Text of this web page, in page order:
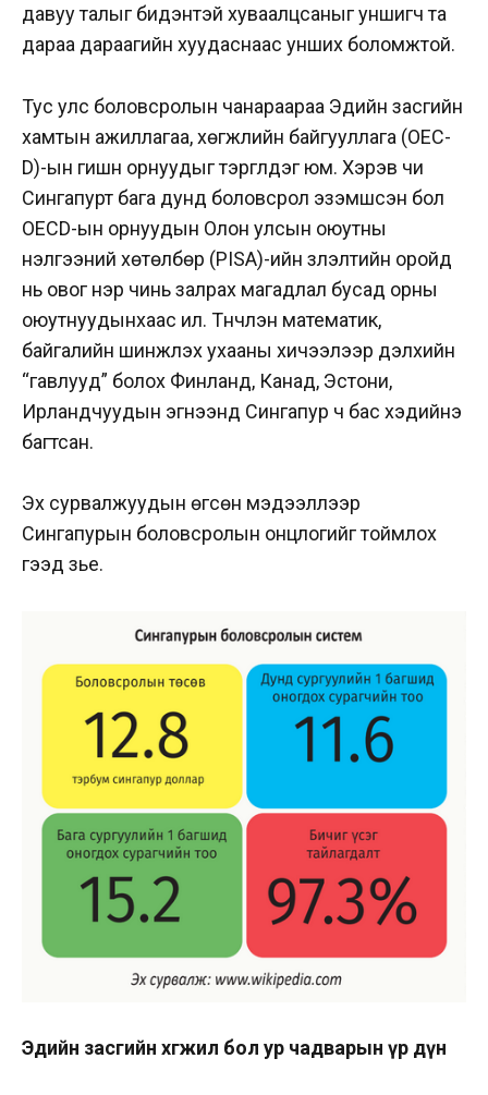
давуу талыг бидэнтэй хуваалцсаныг уншигч та
дараа дараагийн хуудаснаас унших боломжтой.
Тус улс боловсролын чанараараа Эдийн засгийн
хамтын ажиллагаа, хөгжлийн байгууллага (OEC-
D)-ын гишүүн орнуудыг тэргүүлдэг юм. Хэрэв чи
Сингапурт бага дунд боловсрол эзэмшсэн бол
OECD-ын орнуудын Олон улсын оюутны
үнэлгээний хөтөлбөр (PISA)-ийн үзүүлэлтийн оройд
нь овог нэр чинь залрах магадлал бусад орны
оюутнуудынхаас илүү. Түүнчлэн математик,
байгалийн шинжлэх ухааны хичээлээр дэлхийн
“гавлууд” болох Финланд, Канад, Эстони,
Ирландчуудын эгнээнд Сингапур ч бас хэдийнэ
багтсан.
Эх сурвалжуудын өгсөн мэдээллээр
Сингапурын боловсролын онцлогийг тоймлох
гээд үзье.
Эдийн засгийн хөгжил бол ур чадварын үр дүн